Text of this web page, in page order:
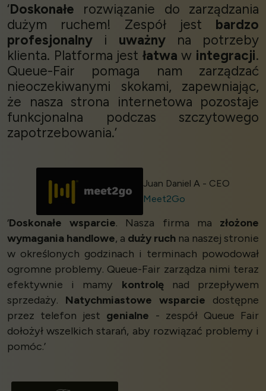
‘Doskonałe rozwiązanie do zarządzania
dużym ruchem! Zespół jest bardzo
profesjonalny i uważnyna potrzeby
klienta. Platforma jest łatwa w integracji.
Queue-Fair pomaga nam zarządzać
nieoczekiwanymi skokami, zapewniając,
że nasza strona internetowa pozostaje
funkcjonalna podczas szczytowego
zapotrzebowania.’
Juan Daniel A - CEO
Meet2Go
‘Doskonałe wsparcie. Nasza firma ma złożone
wymagania handlowe, a duży ruch na naszej stronie
w określonych godzinach i terminach powodował
ogromne problemy. Queue-Fair zarządza nimi teraz
efektywnie i mamy kontrolęnad przepływem
sprzedaży. Natychmiastowe wsparcie dostępne
przez telefon jest genialne - zespół Queue Fair
dołożył wszelkich starań, aby rozwiązać problemy i
pomóc.’